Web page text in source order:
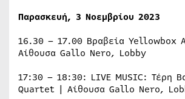
Παρασκευή, 3 Νοεμβρίου 2023
16.30 – 17.00 Βραβεία Yellowbox
Αίθουσα Gallo Nero, Lobby
17:30 – 18:30: LIVE MUSIC: Τέρη
Quartet | Αίθουσα Gallo Nero,